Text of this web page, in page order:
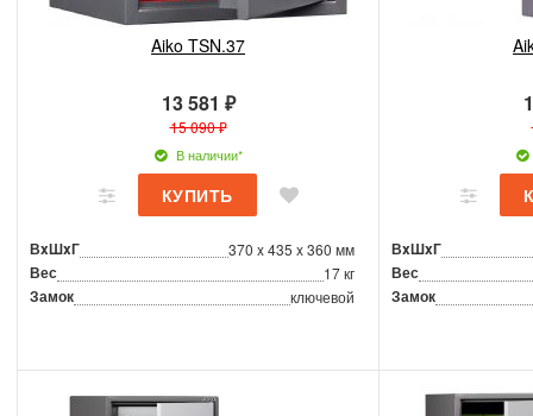
Aiko TSN.37
13 581 ₽
15 090 ₽
В наличии*
ВxШxГ 370 x 435 x 360 мм
Вес 17 кг
Замок ключевой
ВxШxГ
Вес
Замок